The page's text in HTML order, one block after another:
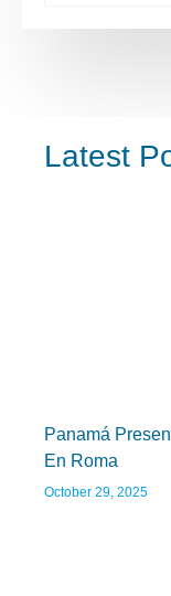
Latest
Panamá
En Roma
October 29, 2025